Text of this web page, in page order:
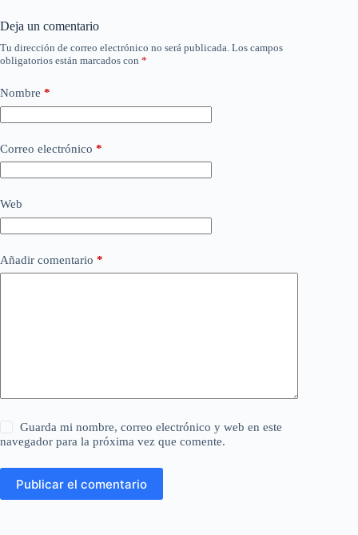
Deja un comentario
Tu dirección de correo electrónico no será publicada. Los campos
obligatorios están marcados con *
Nombre *
Correo electrónico *
Web
Añadir comentario *
Guarda mi nombre, correo electrónico y web en este
navegador para la próxima vez que comente.
Publicar el comentario